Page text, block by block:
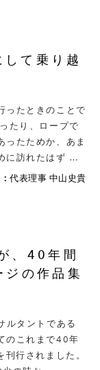
て乗り越
ったときのことで
たり、ロープで
ったためか、あま
に訪れたはず …
代表理事 中山史貴
、40年間
の作品集
ルタントである
のこれまで40年
行されました。